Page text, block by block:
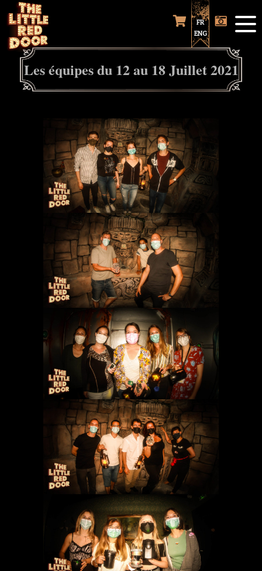
FR
ENG
Les équipes du 12 au 18 Juillet 2021